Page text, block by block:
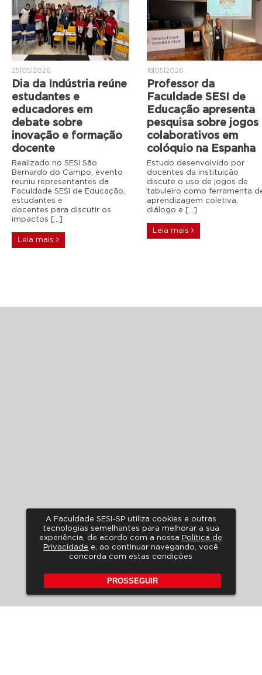
25|05|2026
Dia da Indústria reúne
estudantes e
educadores em
debate sobre
inovação e formação
docente
Realizado no SESI São
Bernardo do Campo, evento
reuniu representantes da
Faculdade SESI de Educação,
estudantes e
docentes para discutir os
impactos […]
Leia mais
18|05|2026
Professor da
Faculdade SESI de
Educação apresenta
pesquisa sobre jogos
colaborativos em
colóquio na Espanha
Estudo desenvolvido por
docentes da instituição
discute o uso de jogos de
tabuleiro como ferramenta
aprendizagem coletiva,
diálogo e […]
Leia mais
A Faculdade SESI-SP utiliza cookies e outras
tecnologias semelhantes para melhorar a sua
experiência, de acordo com a nossa Política de
Privacidade e, ao continuar navegando, você
concorda com estas condições
PROSSEGUIR